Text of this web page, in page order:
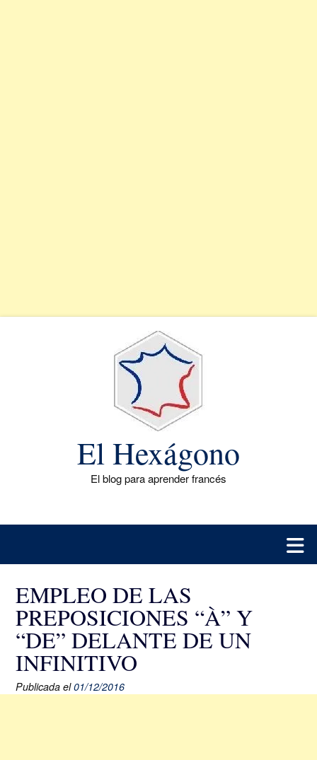
El Hexágono
El blog para aprender francés
EMPLEO DE LAS
PREPOSICIONES “À” Y
“DE” DELANTE DE UN
INFINITIVO
Publicada el01/12/2016